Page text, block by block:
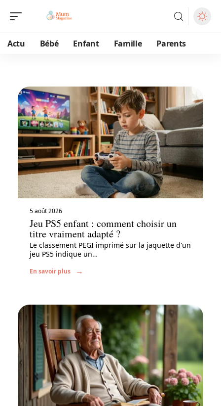
Actu Bébé Enfant Famille Parents
5 août 2026
Jeu PS5 enfant : comment choisir un
titre vraiment adapté ?
Le classement PEGI imprimé sur la jaquette d'un
jeu PS5 indique un…
En savoir plus